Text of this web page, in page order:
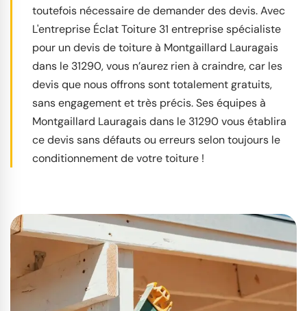
toutefois nécessaire de demander des devis. Avec
L'entreprise Éclat Toiture 31 entreprise spécialiste
pour un devis de toiture à Montgaillard Lauragais
dans le 31290, vous n’aurez rien à craindre, car les
devis que nous offrons sont totalement gratuits,
sans engagement et très précis. Ses équipes à
Montgaillard Lauragais dans le 31290 vous établira
ce devis sans défauts ou erreurs selon toujours le
conditionnement de votre toiture !